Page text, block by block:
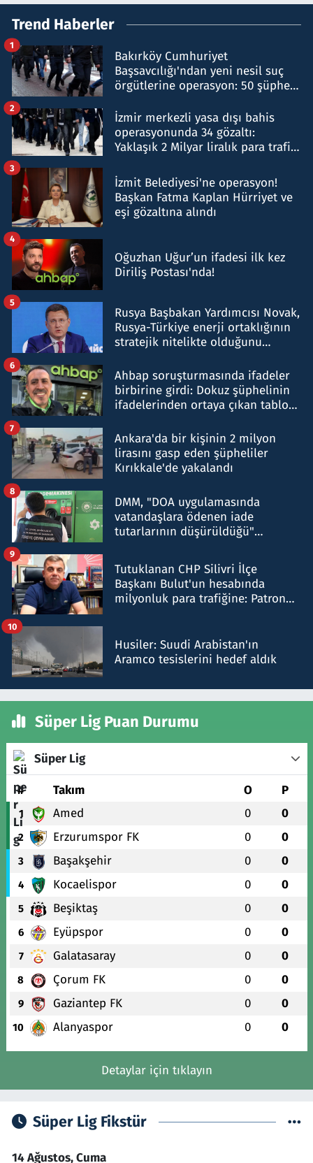
Trend Haberler
Bakırköy Cumhuriyet
Başsavcılığı'ndan yeni nesil suç
örgütlerine operasyon: 50 şüpheli
1
İzmir merkezli yasa dışı bahis
operasyonunda 34 gözaltı:
Yaklaşık 2 Milyar liralık para trafiği
2
İzmit Belediyesi'ne operasyon!
Başkan Fatma Kaplan Hürriyet ve
eşi gözaltına alındı
3
Oğuzhan Uğur’un ifadesi ilk kez
Diriliş Postası'nda!
4
Rusya Başbakan Yardımcısı Novak,
Rusya-Türkiye enerji ortaklığının
stratejik nitelikte olduğunu
5
Ahbap soruşturmasında ifadeler
birbirine girdi: Dokuz şüphelinin
ifadelerinden ortaya çıkan tablo
6
Ankara'da bir kişinin 2 milyon
lirasını gasp eden şüpheliler
Kırıkkale'de yakalandı
7
DMM, "DOA uygulamasında
vatandaşlara ödenen iade
tutarlarının düşürüldüğü"
8
Tutuklanan CHP Silivri İlçe
Başkanı Bulut'un hesabında
milyonluk para trafiğine: Patron
9
Husiler: Suudi Arabistan'ın
Aramco tesislerini hedef aldık
10
Süper Lig Puan Durumu
Süper Lig
# Takım O P
1 Amed 0 0
2 Erzurumspor FK 0 0
3 Başakşehir 0 0
4 Kocaelispor 0 0
5 Beşiktaş 0 0
6 Eyüpspor 0 0
7 Galatasaray 0 0
8 Çorum FK 0 0
9 Gaziantep FK 0 0
10 Alanyaspor 0 0
Detaylar için tıklayın
Süper Lig Fikstür
14 Ağustos, Cuma